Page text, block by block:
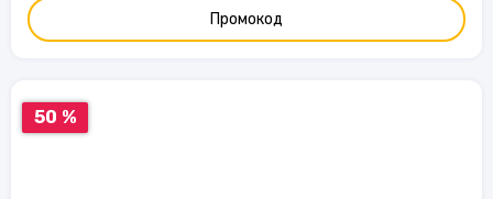
Промокод
50 %